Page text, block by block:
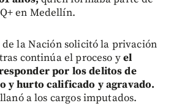
en Medellín.
la Nación solicitó la privación
continúa el proceso yel
por los delitos de
y hurto calificado y agravado.
a los cargos imputados.